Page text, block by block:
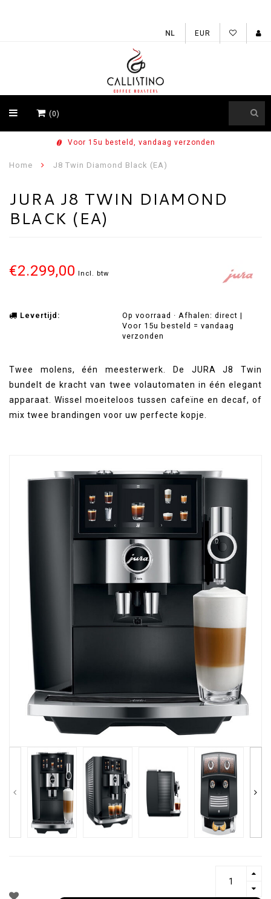
EUR
(0)
Vers gebrand in Brasschaat
Home J8 Twin Diamond Black (EA)
JURA J8 TWIN DIAMOND
BLACK (EA)
€2.299,00 Incl. btw
Levertijd:
Op voorraad · Afhalen: direct |
Voor 15u besteld = vandaag
verzonden
Twee molens, één meesterwerk. De JURA J8 Twin
bundelt de kracht van twee volautomaten in één elegant
apparaat. Wissel moeiteloos tussen cafeïne en decaf, of
mix twee brandingen voor uw perfecte kopje.